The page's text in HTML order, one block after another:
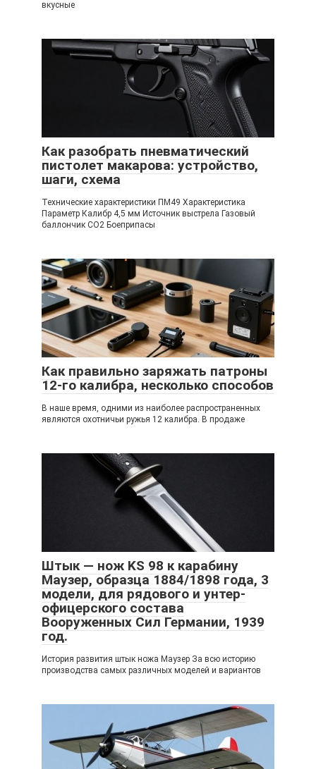
вкусные
Как разобрать пневматический
пистолет макарова: устройство,
шаги, схема
Технические характеристики ПМ49 Характеристика
Параметр Калибр 4,5 мм Источник выстрела Газовый
баллончик СО2 Боеприпасы
Как правильно заряжать патроны
12-го калибра, несколько способов
В наше время, одними из наиболее распространенных
являются охотничьи ружья 12 калибра. В продаже
Штык — нож KS 98 к карабину
Маузер, образца 1884/1898 года, 3
модели, для рядового и унтер-
офицерского состава
Вооруженных Сил Германии, 1939
год.
История развития штык ножа Маузер За всю историю
производства самых различных моделей и вариантов